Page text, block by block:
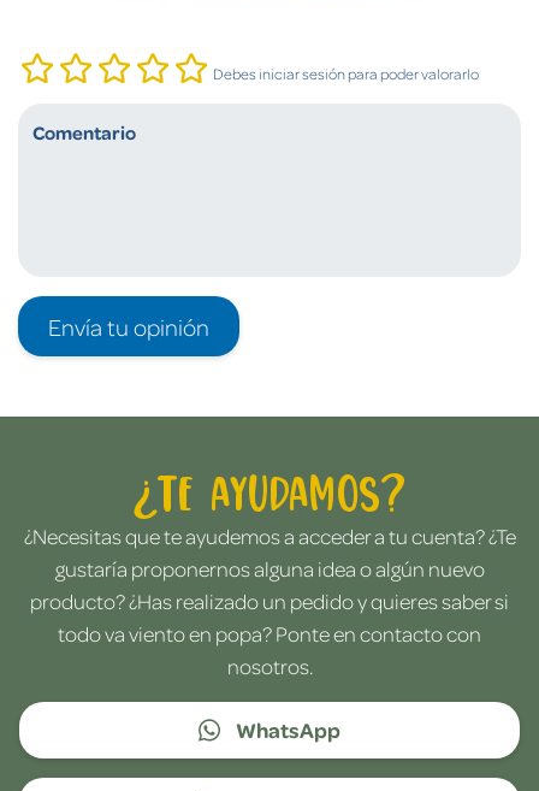
Debes iniciar sesión para poder valorarlo
Envía tu opinión
¿Te ayudamos?
¿Necesitas que te ayudemos a acceder a tu cuenta? ¿Te
gustaría proponernos alguna idea o algún nuevo
producto? ¿Has realizado un pedido y quieres saber si
todo va viento en popa? Ponte en contacto con
nosotros.
WhatsApp